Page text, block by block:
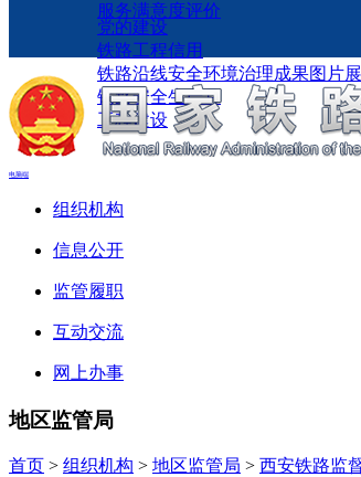
服务满意度评价
党的建设
铁路工程信用
铁路沿线安全环境治理成果图片展
铁路安全生产月
工程建设
电脑端
组织机构
信息公开
监管履职
互动交流
网上办事
地区监管局
首页 > 组织机构 > 地区监管局 > 西安铁路监